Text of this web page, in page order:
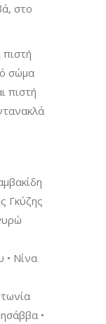
στο
σώμα
πιστή
Γκύζης
• Νίνα
•